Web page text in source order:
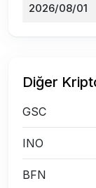
2026/08/01
Diğer
GSC
INO
BFN